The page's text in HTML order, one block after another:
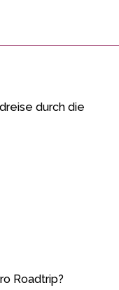
durch die
Roadtrip?